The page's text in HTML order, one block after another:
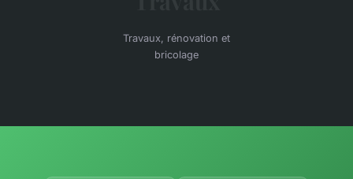
Travaux, rénovation et
bricolage